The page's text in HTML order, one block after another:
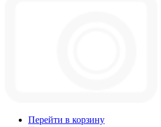
Перейти в корзину